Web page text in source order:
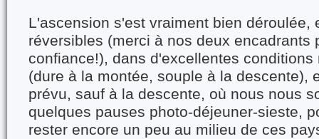
L'ascension s'est vraiment bien déroulée,
réversibles (merci à nos deux encadrants
confiance!), dans d'excellentes
(dure à la montée, souple à la descente),
prévu, sauf à la descente, où nous nous
quelques pauses photo-déjeuner-sieste,
rester encore un peu au milieu de ces